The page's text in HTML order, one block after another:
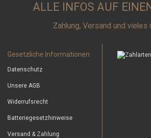
ALLE INFOS AUF
Zahlung, Versand und vieles
Gesetzliche Informationen
Datenschutz
Unsere AGB
Widerrufsrecht
Batteriegesetzhinweise
Versand & Zahlung